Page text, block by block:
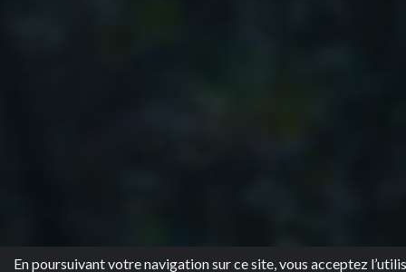
En poursuivant votre navigation sur ce site, vous acceptez